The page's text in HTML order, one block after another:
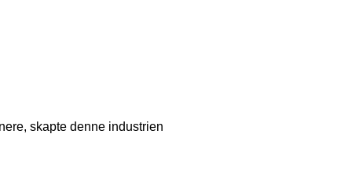
skapte denne industrien